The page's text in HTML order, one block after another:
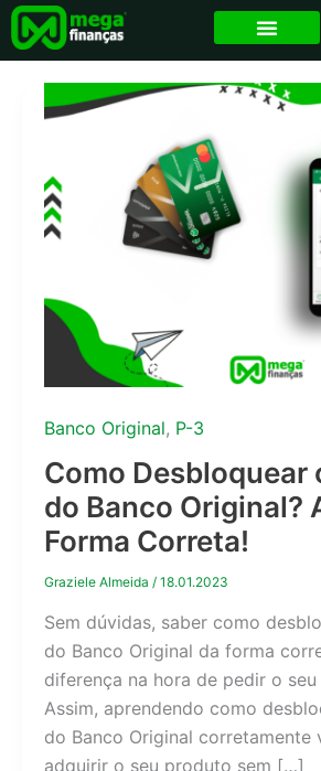
para
conteúdo
Banco Original, P-3
Como Desbloquear
do Banco Original?
Forma Correta!
Graziele Almeida / 18.01.2023
Sem dúvidas, saber como
do Banco Original da forma
diferença na hora de pedir o
Assim, aprendendo como
do Banco Original corretamente
adquirir o seu produto sem […]